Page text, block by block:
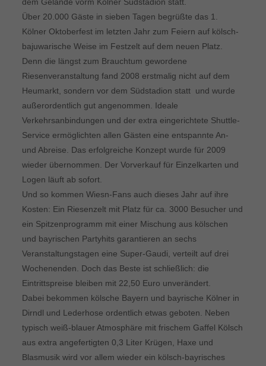
Über 20.000 Gäste in sieben Tagen begrüßte das 1.
Kölner Oktoberfest im letzten Jahr zum Feiern auf kölsch-
bajuwarische Weise im Festzelt auf dem neuen Platz.
Denn die längst zum Brauchtum gewordene
Riesenveranstaltung fand 2008 erstmalig nicht auf dem
Heumarkt, sondern vor dem Südstadion statt  und wurde
außerordentlich gut angenommen. Ideale
Verkehrsanbindungen und der extra eingerichtete Shuttle-
Service ermöglichten allen Gästen eine entspannte An-
und Abreise. Das erfolgreiche Konzept wurde für 2009
wieder übernommen. Der Vorverkauf für Einzelkarten und
Logen läuft ab sofort.
Und so kommen Wiesn-Fans auch dieses Jahr auf ihre
Kosten: Ein Riesenzelt mit Platz für ca. 3000 Besucher und
ein Spitzenprogramm mit einer Mischung aus kölschen
und bayrischen Partyhits garantieren an sechs
Veranstaltungstagen eine Super-Gaudi, verteilt auf drei
Wochenenden. Doch das Beste ist schließlich: die
Eintrittspreise bleiben mit 22,50 Euro unverändert.
Dabei bekommen kölsche Bayern und bayrische Kölner in
Dirndl und Lederhose ordentlich etwas geboten. Neben
typisch weiß-blauer Atmosphäre mit frischem Gaffel Kölsch
aus extra angefertigten 0,3 Liter Krügen, Haxe und
Blasmusik wird vor allem wieder ein kölsch-bayrisches